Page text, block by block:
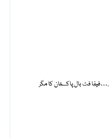
فیفا فٹ بال پاکستان کا مگر….